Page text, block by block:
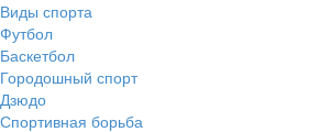
Виды спорта
Футбол
Баскетбол
Городошный спорт
Дзюдо
Спортивная борьба